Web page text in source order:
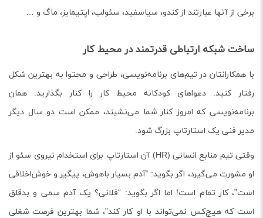
برخی از آنها عبارتند از کندو، سیاسفید، سئولب، اپتیمایز، ماگ و …
ساخت شبکه ارتباطی قدرتمند در محیط کار
با همکارانتان در تیم‌های برنامه‌نویسی، طراحی و محتوا به بهترین شکل
رفتار کنید. دعواهای کودکانه محیط کار را کنار بگذارید. همان
برنامه‌نویسی که امروز کنار شما می‌نشیند، ممکن است دو سال دیگر
مدیر فنی یک استارتاپ بزرگ شود.
وقتی تیم منابع انسانی (HR) آن استارتاپ برای استخدام نیروی سئو از
او مشورت می‌گیرد، اگر بگوید: “آدم بسیار باهوش، پیگیر و خوش‌اخلاقی
است”، کار تمام است! اما اگر بگوید: “فلانی؟ یک آدم سمی و بدقلق
است که هیچ‌کس نمی‌تواند با او کار کند”، شما بهترین فرصت شغلی